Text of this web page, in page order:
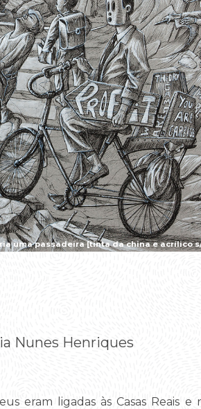
uma passadeira [tinta da china e acrílico
Nunes Henriques
eram ligadas às Casas Reais e